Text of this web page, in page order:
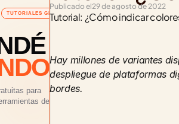
TUTORIALES GRATUITOS
para
de IA a
Publicado el29 de agosto de 2022
Tutorial: ¿Cómo indicar
Hay millones de variantes
despliegue de plataformas
bordes.